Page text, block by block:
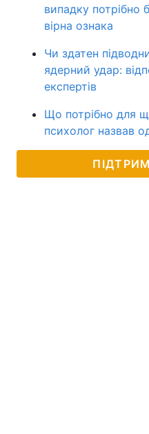
випадку потрібно
вірна ознака
Чи здатен
ядерний удар:
експертів
Що потрібно для
психолог назвав